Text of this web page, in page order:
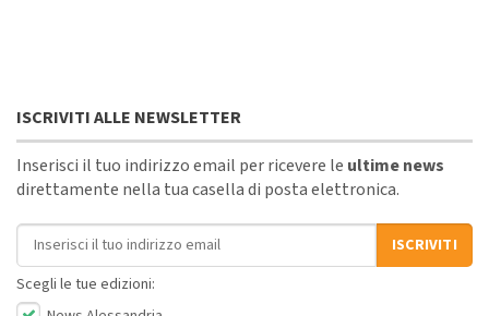
ISCRIVITI ALLE NEWSLETTER
Inserisci il tuo indirizzo email per ricevere le ultime news
direttamente nella tua casella di posta elettronica.
Indirizzo email
ISCRIVITI
Scegli le tue edizioni: